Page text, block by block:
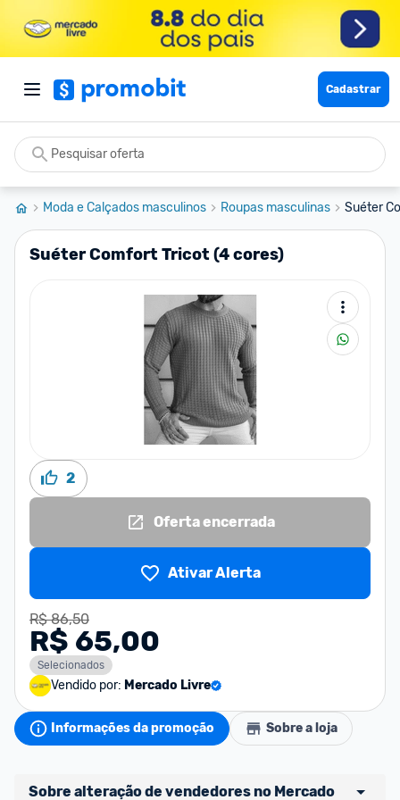
Cadastrar
Moda e Calçados masculinos Roupas masculinas Suéter
Suéter Comfort Tricot (4 cores)
2
Oferta encerrada
Ativar Alerta
R$ 86,50
R$ 65,00
Selecionados
Vendido por: Mercado Livre
Informações da promoção Sobre a loja
Sobre alteração de vendedores no Mercado